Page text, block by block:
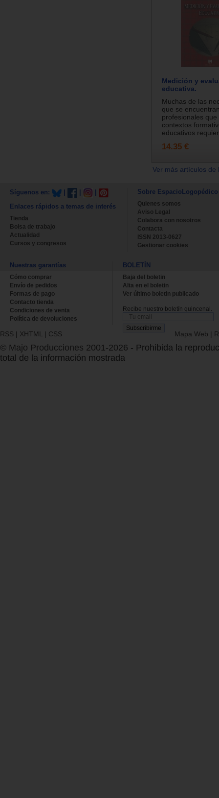
Medición y
educativa.
Muchas de las
que se
profesionales
contextos
educativos
14.35 €
Ver más artículos
Síguenos en:
Enlaces rápidos a temas de interés
Tienda
Bolsa de trabajo
Actualidad
Cursos y congresos
Sobre EspacioLogopédico
Quienes somos
Aviso Legal
Colabora con nosotros
Contacta
ISSN 2013-0627
Gestionar cookies
Nuestras garantías
Cómo comprar
Envío de pedidos
Formas de pago
Contacto tienda
Condiciones de venta
Política de devoluciones
BOLETÍN
Baja del boletin
Alta en el boletin
Ver último boletin publicado
Recibe nuestro boletín quincenal.
RSS | XHTML | CSS Mapa Web |
© Majo Producciones 2001-2026 - Prohibida la
total de la información mostrada